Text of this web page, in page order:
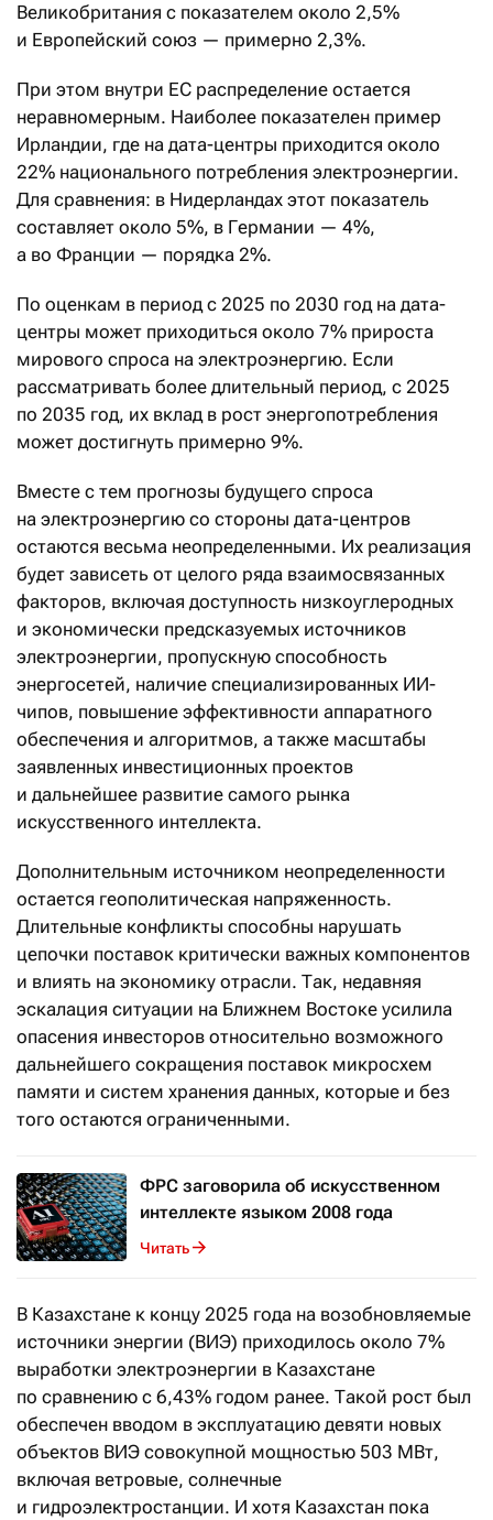
Великобритания с показателем около 2,5%
и Европейский союз — примерно 2,3%.
При этом внутри ЕС распределение остается
неравномерным. Наиболее показателен пример
Ирландии, где на дата-центры приходится около
22% национального потребления электроэнергии.
Для сравнения: в Нидерландах этот показатель
составляет около 5%, в Германии — 4%,
а во Франции — порядка 2%.
По оценкам в период с 2025 по 2030 год на дата-
центры может приходиться около 7% прироста
мирового спроса на электроэнергию. Если
рассматривать более длительный период, с 2025
по 2035 год, их вклад в рост энергопотребления
может достигнуть примерно 9%.
Вместе с тем прогнозы будущего спроса
на электроэнергию со стороны дата-центров
остаются весьма неопределенными. Их реализация
будет зависеть от целого ряда взаимосвязанных
факторов, включая доступность низкоуглеродных
и экономически предсказуемых источников
электроэнергии, пропускную способность
энергосетей, наличие специализированных ИИ-
чипов, повышение эффективности аппаратного
обеспечения и алгоритмов, а также масштабы
заявленных инвестиционных проектов
и дальнейшее развитие самого рынка
искусственного интеллекта.
Дополнительным источником неопределенности
остается геополитическая напряженность.
Длительные конфликты способны нарушать
цепочки поставок критически важных компонентов
и влиять на экономику отрасли. Так, недавняя
эскалация ситуации на Ближнем Востоке усилила
опасения инвесторов относительно возможного
дальнейшего сокращения поставок микросхем
памяти и систем хранения данных, которые и без
того остаются ограниченными.
ФРС заговорила об искусственном
интеллекте языком 2008 года
Читать
В Казахстане к концу 2025 года на возобновляемые
источники энергии (ВИЭ) приходилось около 7%
выработки электроэнергии в Казахстане
по сравнению с 6,43% годом ранее. Такой рост был
обеспечен вводом в эксплуатацию девяти новых
объектов ВИЭ совокупной мощностью 503 МВт,
включая ветровые, солнечные
и гидроэлектростанции. И хотя Казахстан пока